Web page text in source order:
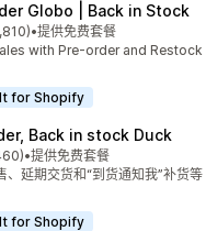
Globo | Back in Stock
分 5 星）
条评论
•提供免费套餐
with Pre-order and Restock
for Shopify
Back in stock Duck
分 5 星）
条评论
•提供免费套餐
、延期交货和“到货通知我”补货等
for Shopify